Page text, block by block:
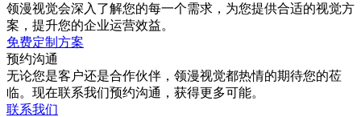
领漫视觉会深入了解您的每一个需求，为您提供合适的视觉方
案，提升您的企业运营效益。
免费定制方案
预约沟通
无论您是客户还是合作伙伴，领漫视觉都热情的期待您的莅
临。现在联系我们预约沟通，获得更多可能。
联系我们